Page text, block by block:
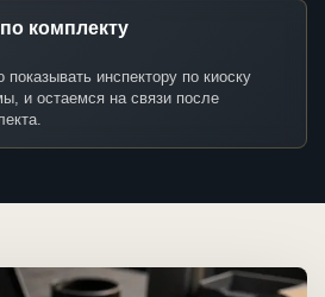
комплекту
инспектору по киоску
и остаемся на связи после